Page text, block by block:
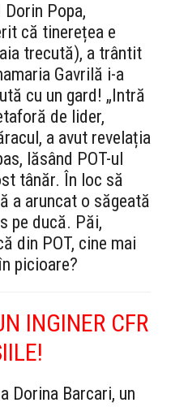
Popa,
că tinerețea e
trecută), a trântit
Gavrilă i-a
cu un gard! „Intră
de lider,
a avut revelația
lăsând POT-ul
tânăr. În loc să
a aruncat o săgeată
pe ducă. Păi,
din POT, cine mai
picioare?
INGINER CFR
Dorina Barcari, un